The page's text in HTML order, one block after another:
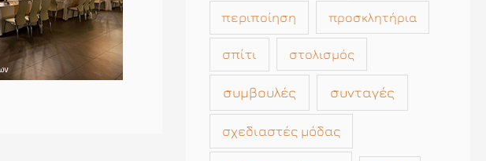
περιποίηση προσκλητήρια
σπίτι στολισμός
συμβουλές συνταγές
σχεδιαστές μόδας